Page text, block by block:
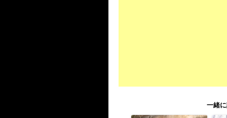
一緒